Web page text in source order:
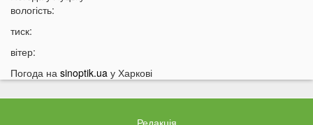
21:32
20:21
Ці продукти потрібно викинути через 48 годин: вони
можуть бути небезпечними
кого це стосується
вологість:
тиск:
вітер:
Погода на sinoptik.ua у Харкові
Редакція